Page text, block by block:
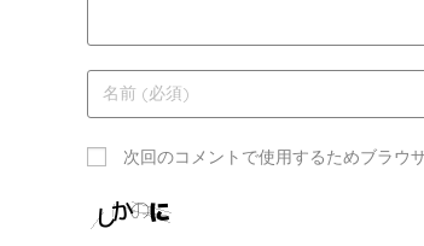
次回のコメントで使用するためブラウ